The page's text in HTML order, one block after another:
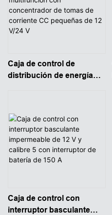
Caja de control de
distribución de energía
12 V/24 V
Caja de control con
interruptor basculante